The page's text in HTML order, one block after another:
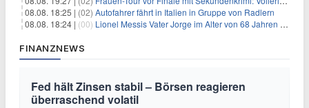
08.08. 18:25 | (02) Autofahrer fährt in Italien in Gruppe von Radlern
08.08. 18:24 | (00) Lionel Messis Vater Jorge im Alter von 68 Jahren gestorben
FINANZNEWS
Fed hält Zinsen stabil – Börsen reagieren
überraschend volatil